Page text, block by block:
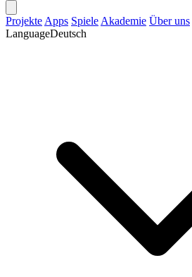
Projekte Apps Spiele Akademie Über uns
LanguageDeutsch